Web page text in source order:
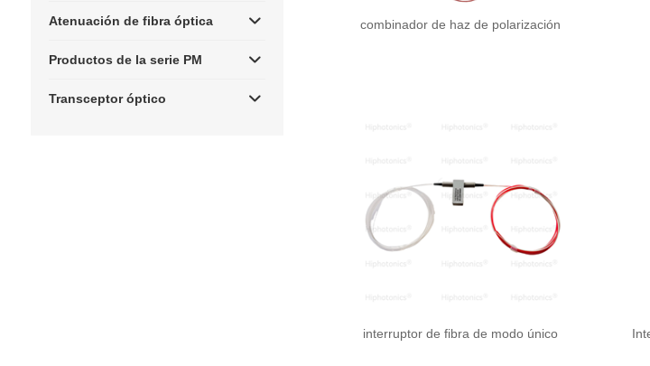
combinador de haz de polarización
interruptor de fibra de modo único
Atenuación de fibra óptica
Productos de la serie PM
Transceptor óptico